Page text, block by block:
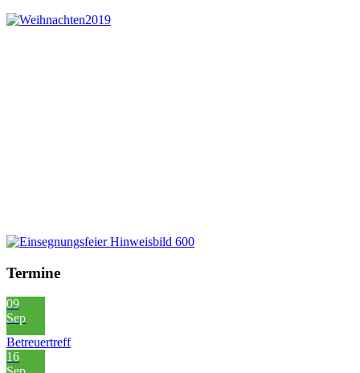
Termine
09
Sep
Betreuertreff
16